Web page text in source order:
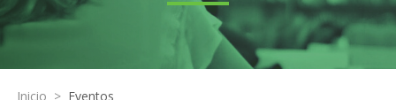
Inicio > Eventos